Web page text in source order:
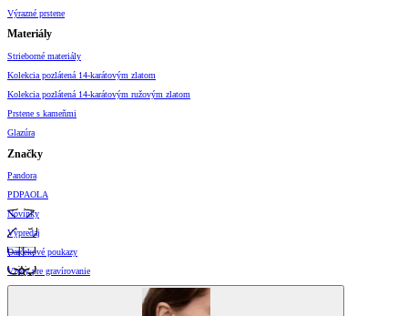
Výrazné prstene
Materiály
Strieborné materiály
Kolekcia pozlátená 14-karátovým zlatom
Kolekcia pozlátená 14-karátovým ružovým zlatom
Prstene s kameňmi
Glazúra
Značky
Pandora
PDPAOLA
Novinky
Výpredaj
Darčekové poukazy
Vzory pre gravírovanie